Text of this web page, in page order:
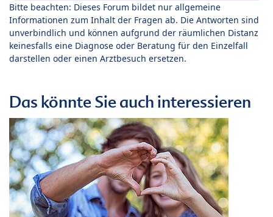
Bitte beachten: Dieses Forum bildet nur allgemeine
Informationen zum Inhalt der Fragen ab. Die Antworten sind
unverbindlich und können aufgrund der räumlichen Distanz
keinesfalls eine Diagnose oder Beratung für den Einzelfall
darstellen oder einen Arztbesuch ersetzen.
Das könnte Sie auch interessieren